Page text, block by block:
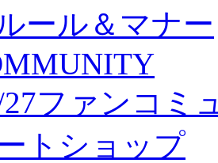
ール＆マナー
27ファンコミ
トショップ